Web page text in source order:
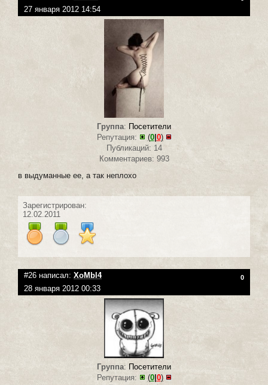
27 января 2012 14:54
Группа: Посетители
Репутация:
(0| 0)
Публикаций: 14
Комментариев: 993
в выдуманные ее, а так неплохо
Зарегистрирован:
12.02.2011
#26 написал: XoMbl4 0
28 января 2012 00:33
Группа: Посетители
Репутация:
(0| 0)